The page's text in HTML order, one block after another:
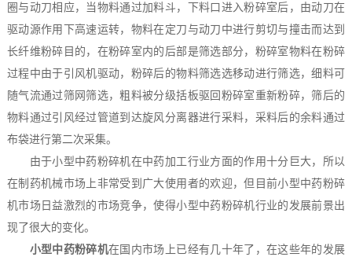
圈与动刀相应，当物料通过加料斗，下料口进入粉碎室后，由动刀在
驱动源作用下高速运转，物料在定刀与动刀中进行剪切与撞击而达到
长纤维粉碎目的，在粉碎室内的后部是筛选部分，粉碎室物料在粉碎
过程中由于引风机驱动，粉碎后的物料筛选选移动进行筛选，细料可
随气流通过筛网筛选，粗料被分级括板驱回粉碎室重新粉碎，筛后的
物料通过引风经过管道到达旋风分离器进行采料，采料后的余料通过
布袋进行第二次采集。
由于小型中药粉碎机在中药加工行业方面的作用十分巨大，所以
在制药机械市场上非常受到广大使用者的欢迎，但目前小型中药粉碎
机市场日益激烈的市场竞争，使得小型中药粉碎机行业的发展前景出
现了很大的变化。
小型中药粉碎机在国内市场上已经有几十年了，在这些年的发展